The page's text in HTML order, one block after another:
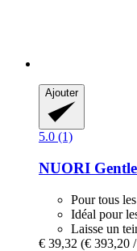
Ajouter
5.0 (1)
NUORI
Pour tous
Idéal pour
Laisse un
€ 39,32 (€ 393,20